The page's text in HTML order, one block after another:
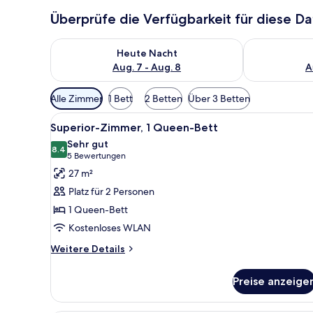
Überprüfe die Verfügbarkeit für diese
Heute Nacht
Aug. 7 - Aug. 8
Überprüfe die Verfügbarkeit für heute Nacht, Aug. 7
Überprüfe
Verfügbare
Filter
für
Zimmer
Alle Zimmer 1 Bett 2 Betten Über 3 Betten
Alle
Fotos
für
Superior-
Zimmer,
1
Queen-
Bett
anzeigen
Superior-Zimmer, 1 Queen-
20
Superior-Zimmer, 1 Queen-Bett
8.48.4 von 10
Sehr gut
5 Bewertungen
(5
Bewertungen)
27 m²
Platz für 2 Personen
1 Queen-Bett
Kostenloses WLAN
Weitere Details
Weitere
Zimmer,
Preise